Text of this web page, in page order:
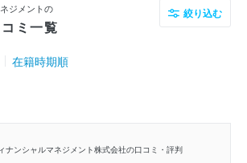
ジメントの
ミ一覧
絞り込む
在籍時期順
ナンシャルマネジメント株式会社の口コミ・評判